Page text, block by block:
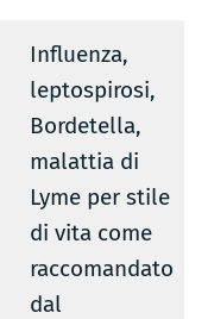
Influenza,
leptospirosi,
Bordetella,
malattia di
Lyme per stile
di vita come
raccomandato
dal